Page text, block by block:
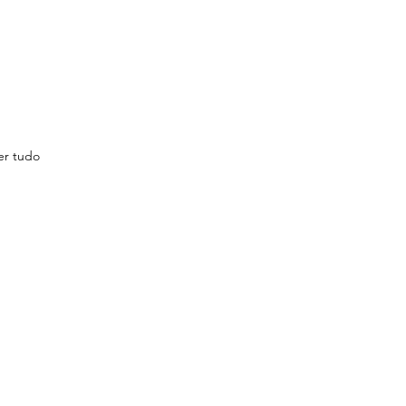
tudo